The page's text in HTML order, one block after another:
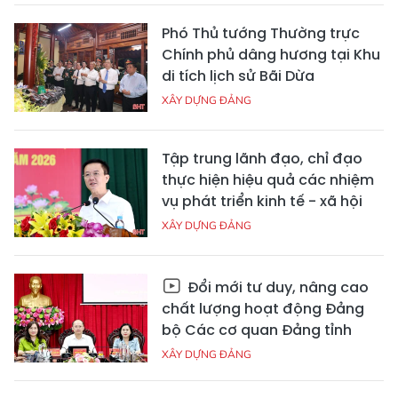
Phó Thủ tướng Thường trực
Chính phủ dâng hương tại Khu
di tích lịch sử Bãi Dừa
XÂY DỰNG ĐẢNG
Tập trung lãnh đạo, chỉ đạo
thực hiện hiệu quả các nhiệm
vụ phát triển kinh tế - xã hội
XÂY DỰNG ĐẢNG
Đổi mới tư duy, nâng cao
chất lượng hoạt động Đảng
bộ Các cơ quan Đảng tỉnh
XÂY DỰNG ĐẢNG